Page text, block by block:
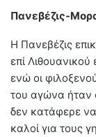
Πανεβέζις-
Η Πανεβέζις
επί
ενώ οι
του αγώνα ήταν
δεν κατάφερε
καλοί για τους